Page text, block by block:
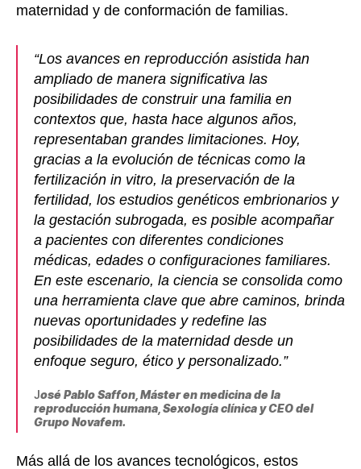
maternidad y de conformación de familias.
“Los avances en reproducción asistida han
ampliado de manera significativa las
posibilidades de construir una familia en
contextos que, hasta hace algunos años,
representaban grandes limitaciones. Hoy,
gracias a la evolución de técnicas como la
fertilización in vitro, la preservación de la
fertilidad, los estudios genéticos embrionarios y
la gestación subrogada, es posible acompañar
a pacientes con diferentes condiciones
médicas, edades o configuraciones familiares.
En este escenario, la ciencia se consolida como
una herramienta clave que abre caminos, brinda
nuevas oportunidades y redefine las
posibilidades de la maternidad desde un
enfoque seguro, ético y personalizado.”
José Pablo Saffon, Máster en medicina de la
reproducción humana, Sexología clínica y CEO del
Grupo Novafem.
Más allá de los avances tecnológicos, estos